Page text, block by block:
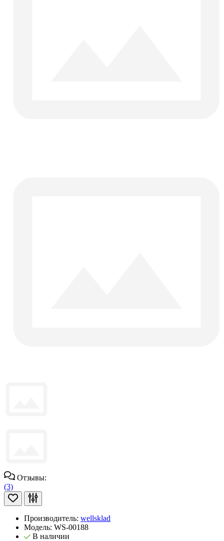
Отзывы:
(3)
Производитель: wellsklad
Модель: WS-00188
В наличии